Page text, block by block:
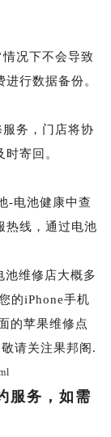
况下不会导致
行数据备份。
务，门店将协
寄回。
-电池健康中查
热线，通过电池
池维修店大概多
的iPhone手机
的苹果维修点
请关注果邦阁.
服务，如需